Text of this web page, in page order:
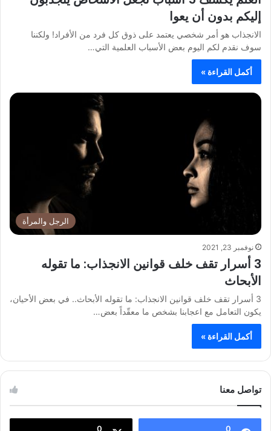
إليكم بدون أن يعوا
الانجذاب هو أمر شخصي يعتمد على ذوق كل فرد من الأفراد! ولكننا
سوف نقدم لكم اليوم بعض الأسباب العلمية التي…
أكمل القراءة »
الرجل والمرأة
نوفمبر 23, 2021
3 أسرار تقف خلف قوانين الانجذاب: ما تقوله
الأبحاث
3 أسرار تقف خلف قوانين الانجذاب: ما تقوله الأبحاث.. في بعض الأحيان،
يكون التعامل مع اعجابنا بشخص ما معقّداً بعض…
أكمل القراءة »
تواصل معنا
0
0